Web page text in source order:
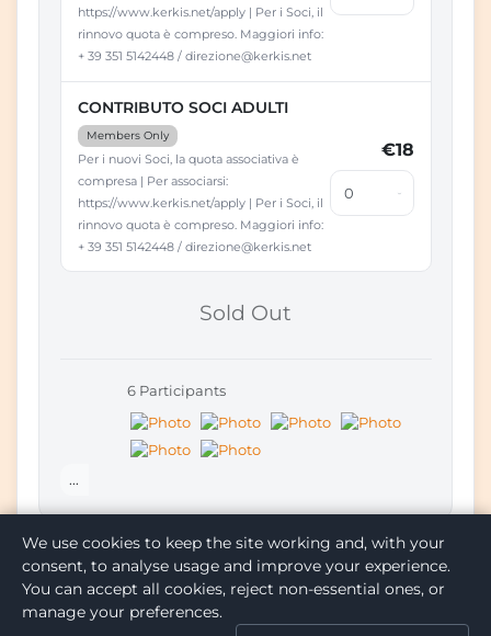
https://www.kerkis.net/apply | Per i Soci, il
rinnovo quota è compreso. Maggiori info:
+ 39 351 5142448 / direzione@kerkis.net
CONTRIBUTO SOCI ADULTI
Members Only
Per i nuovi Soci, la quota associativa è
compresa | Per associarsi:
https://www.kerkis.net/apply | Per i Soci, il
rinnovo quota è compreso. Maggiori info:
+ 39 351 5142448 / direzione@kerkis.net
€18
Sold Out
6 Participants
...
We use cookies to keep the site working and, with your
consent, to analyse usage and improve your experience.
You can accept all cookies, reject non-essential ones, or
manage your preferences.